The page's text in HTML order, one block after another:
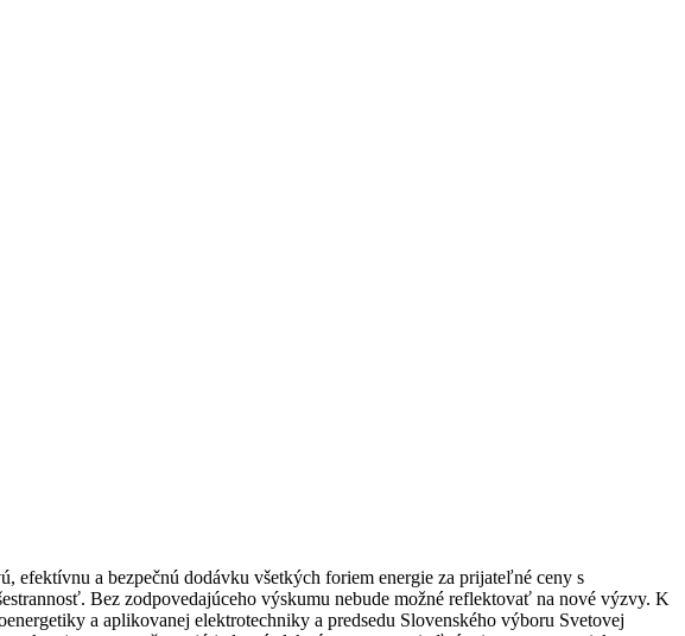
a bezpečnú dodávku všetkých foriem energie za prijateľné ceny s
Bez zodpovedajúceho výskumu nebude možné reflektovať na nové výzvy. K
a aplikovanej elektrotechniky a predsedu Slovenského výboru Svetovej